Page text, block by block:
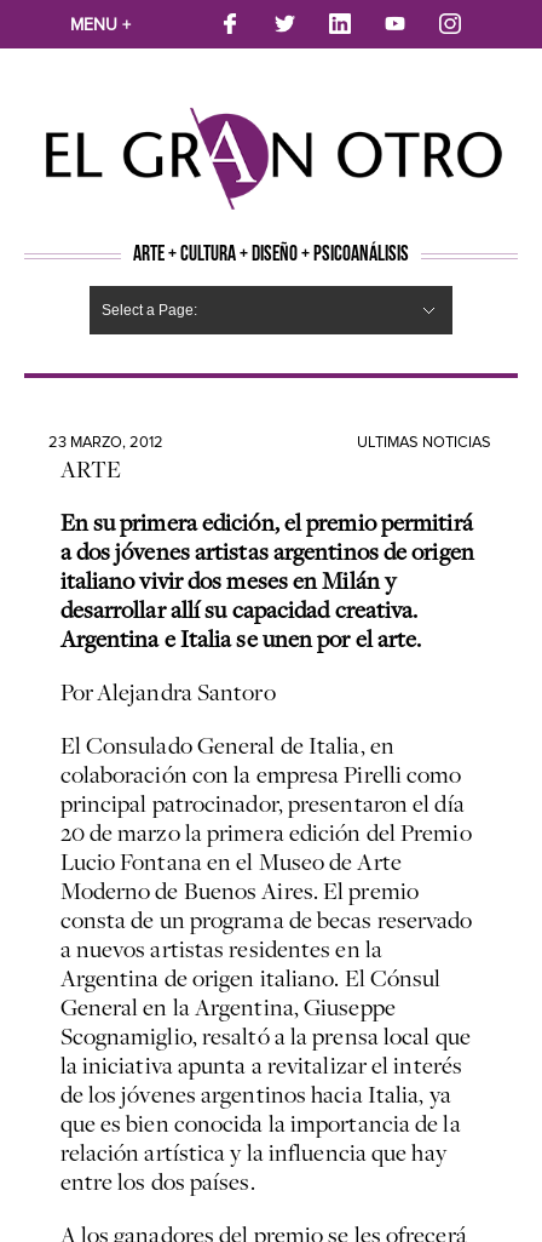
MENU +
ARTE + CULTURA + DISEÑO + PSICOANÁLISIS
Select a Page:
23 MARZO, 2012 ULTIMAS NOTICIAS
ARTE
En su primera edición, el premio permitirá
a dos jóvenes artistas argentinos de origen
italiano vivir dos meses en Milán y
desarrollar allí su capacidad creativa.
Argentina e Italia se unen por el arte.
Por Alejandra Santoro
El Consulado General de Italia, en
colaboración con la empresa Pirelli como
principal patrocinador, presentaron el día
20 de marzo la primera edición del Premio
Lucio Fontana en el Museo de Arte
Moderno de Buenos Aires. El premio
consta de un programa de becas reservado
a nuevos artistas residentes en la
Argentina de origen italiano. El Cónsul
General en la Argentina, Giuseppe
Scognamiglio, resaltó a la prensa local que
la iniciativa apunta a revitalizar el interés
de los jóvenes argentinos hacia Italia, ya
que es bien conocida la importancia de la
relación artística y la influencia que hay
entre los dos países.
A los ganadores del premio se les ofrecerá